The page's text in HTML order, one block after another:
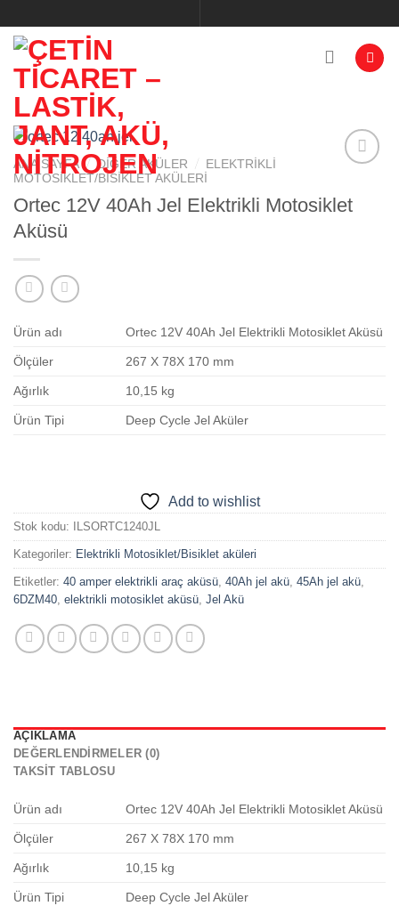
atla
Add to
ANA SAYFA / DIĞER AKÜLER
ELEKTRIKLI
MOTOSIKLET/BISIKLET AKÜLERI
Ortec 12V 40Ah Jel Elektrikli Motosiklet
Aküsü
Ürün adı Ortec 12V 40Ah Jel Elektrikli Motosiklet Aküsü
Ölçüler 267 X 78X 170 mm
Ağırlık 10,15 kg
Ürün Tipi Deep Cycle Jel Aküler
Add to wishlist
Stok kodu: ILSORTC1240JL
Kategoriler: Elektrikli Motosiklet/Bisiklet aküleri
Etiketler: 40 amper elektrikli araç aküsü 40Ah jel akü 45Ah jel akü
6DZM40 elektrikli motosiklet aküsü Jel Akü
AÇIKLAMA
DEĞERLENDIRMELER (0)
TAKSIT TABLOSU
Ürün adı Ortec 12V 40Ah Jel Elektrikli Motosiklet Aküsü
Ölçüler 267 X 78X 170 mm
Ağırlık 10,15 kg
Ürün Tipi Deep Cycle Jel Aküler